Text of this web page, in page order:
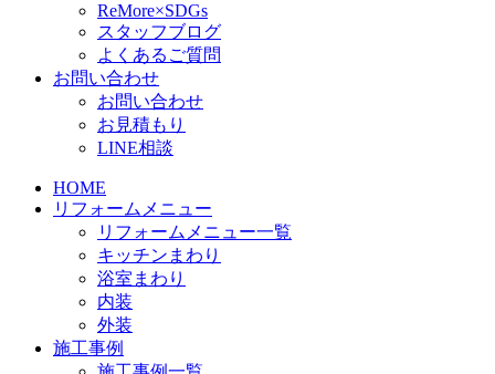
ReMore×SDGs
スタッフブログ
よくあるご質問
お問い合わせ
お問い合わせ
お見積もり
LINE相談
HOME
リフォームメニュー
リフォームメニュー一覧
キッチンまわり
浴室まわり
内装
外装
施工事例